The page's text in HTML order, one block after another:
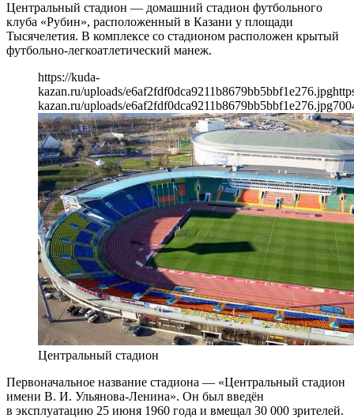
Центральный стадион — домашний стадион футбольного
клуба «Рубин», расположенный в Казани у площади
Тысячелетия. В комплексе со стадионом расположен крытый
футбольно-легкоатлетический манеж.
https://kuda-
kazan.ru/uploads/e6af2fdf0dca9211b8679bb5bbf1e276.jpg
kazan.ru/uploads/e6af2fdf0dca9211b8679bb5bbf1e276.jpg700
Центральный стадион
Первоначальное название стадиона — «Центральный стадион
имени В. И. Ульянова-Ленина». Он был введён
в эксплуатацию 25 июня 1960 года и вмещал 30 000 зрителей.